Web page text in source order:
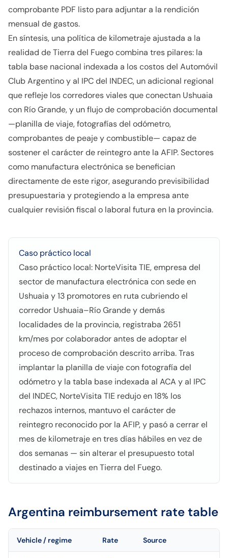
comprobante PDF listo para adjuntar a la rendición
mensual de gastos.
En síntesis, una política de kilometraje ajustada a la
realidad de Tierra del Fuego combina tres pilares: la
tabla base nacional indexada a los costos del Automóvil
Club Argentino y al IPC del INDEC, un adicional regional
que refleje los corredores viales que conectan Ushuaia
con Río Grande, y un flujo de comprobación documental
—planilla de viaje, fotografías del odómetro,
comprobantes de peaje y combustible— capaz de
sostener el carácter de reintegro ante la AFIP. Sectores
como manufactura electrónica se benefician
directamente de este rigor, asegurando previsibilidad
presupuestaria y protegiendo a la empresa ante
cualquier revisión fiscal o laboral futura en la provincia.
Caso práctico local
Caso práctico local: NorteVisita TIE, empresa del
sector de manufactura electrónica con sede en
Ushuaia y 13 promotores en ruta cubriendo el
corredor Ushuaia–Río Grande y demás
localidades de la provincia, registraba 2651
km/mes por colaborador antes de adoptar el
proceso de comprobación descrito arriba. Tras
implantar la planilla de viaje con fotografía del
odómetro y la tabla base indexada al ACA y al IPC
del INDEC, NorteVisita TIE redujo en 18% los
rechazos internos, mantuvo el carácter de
reintegro reconocido por la AFIP, y pasó a cerrar el
mes de kilometraje en tres días hábiles en vez de
dos semanas — sin alterar el presupuesto total
destinado a viajes en Tierra del Fuego.
Argentina reimbursement rate table
Vehicle / regime Rate Source